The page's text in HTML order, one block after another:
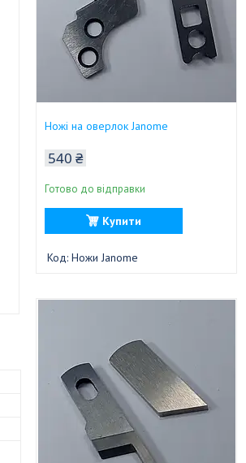
Ножі на оверлок Janome
540 ₴
Готово до відправки
Купити
Ножи Janome